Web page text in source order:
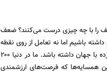
را با چه چیزی درست می‌کنند؟ ضعف
باشیم اما نه تعامل از روی نقطه
ضعف، بلکه از روی نقطه قوت. امروز ملت ما برای استفاده از یک جهان پیشرفت باید یک تعامل گسترده با جهان داشته باشد. ما در دنیا ۲۰۰
شما می‌دانید که در آن ۸ سال، آن دولت از همین همسایه‌ها که فرصت‌های ارزشمندی